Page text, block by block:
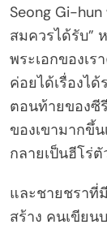
Seong Gi-
สมควรได้รับ”
พระเอกของเร
ค่อยได้เรื่องไ
ตอนท้ายของซี
ของเขามากขึ้
กลายเป็นฮีโร่ตั
และชายชราที่
สร้าง คนเขียน